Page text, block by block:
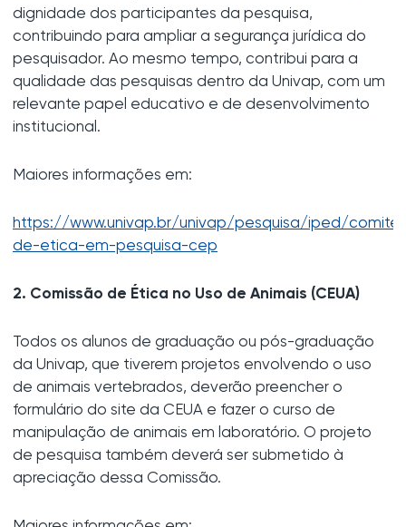
dignidade dos participantes da pesquisa,
contribuindo para ampliar a segurança jurídica do
pesquisador. Ao mesmo tempo, contribui para a
qualidade das pesquisas dentro da Univap, com um
relevante papel educativo e de desenvolvimento
institucional.
Maiores informações em:
https://www.univap.br/univap/pesquisa/iped/
de-etica-em-pesquisa-cep
2. Comissão de Ética no Uso de Animais (CEUA)
Todos os alunos de graduação ou pós-graduação
da Univap, que tiverem projetos envolvendo o uso
de animais vertebrados, deverão preencher o
formulário do site da CEUA e fazer o curso de
manipulação de animais em laboratório. O projeto
de pesquisa também deverá ser submetido à
apreciação dessa Comissão.